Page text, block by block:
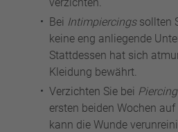
Bei Intimpiercings sollten
keine eng anliegende
Stattdessen hat sich
Kleidung bewährt.
Verzichten Sie bei
ersten beiden Wochen auf
kann die Wunde